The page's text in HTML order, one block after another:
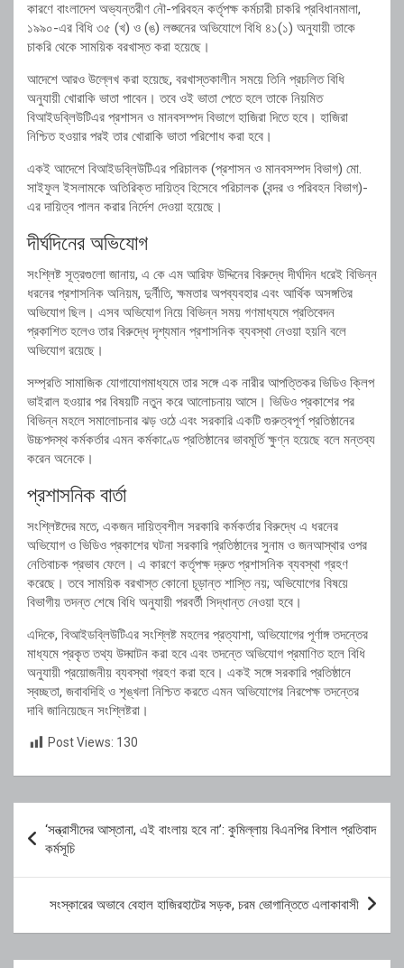
কারণে বাংলাদেশ অভ্যন্তরীণ নৌ-পরিবহন কর্তৃপক্ষ কর্মচারী চাকরি প্রবিধানমালা,
১৯৯০-এর বিধি ৩৫ (খ) ও (ঙ) লঙ্ঘনের অভিযোগে বিধি ৪১(১) অনুযায়ী তাকে
চাকরি থেকে সাময়িক বরখাস্ত করা হয়েছে।
আদেশে আরও উল্লেখ করা হয়েছে, বরখাস্তকালীন সময়ে তিনি প্রচলিত বিধি
অনুযায়ী খোরাকি ভাতা পাবেন। তবে ওই ভাতা পেতে হলে তাকে নিয়মিত
বিআইডব্লিউটিএর প্রশাসন ও মানবসম্পদ বিভাগে হাজিরা দিতে হবে। হাজিরা
নিশ্চিত হওয়ার পরই তার খোরাকি ভাতা পরিশোধ করা হবে।
একই আদেশে বিআইডব্লিউটিএর পরিচালক (প্রশাসন ও মানবসম্পদ বিভাগ) মো.
সাইফুল ইসলামকে অতিরিক্ত দায়িত্ব হিসেবে পরিচালক (বন্দর ও পরিবহন বিভাগ)-
এর দায়িত্ব পালন করার নির্দেশ দেওয়া হয়েছে।
দীর্ঘদিনের অভিযোগ
সংশ্লিষ্ট সূত্রগুলো জানায়, এ কে এম আরিফ উদ্দিনের বিরুদ্ধে দীর্ঘদিন ধরেই বিভিন্ন
ধরনের প্রশাসনিক অনিয়ম, দুর্নীতি, ক্ষমতার অপব্যবহার এবং আর্থিক অসঙ্গতির
অভিযোগ ছিল। এসব অভিযোগ নিয়ে বিভিন্ন সময় গণমাধ্যমে প্রতিবেদন
প্রকাশিত হলেও তার বিরুদ্ধে দৃশ্যমান প্রশাসনিক ব্যবস্থা নেওয়া হয়নি বলে
অভিযোগ রয়েছে।
সম্প্রতি সামাজিক যোগাযোগমাধ্যমে তার সঙ্গে এক নারীর আপত্তিকর ভিডিও ক্লিপ
ভাইরাল হওয়ার পর বিষয়টি নতুন করে আলোচনায় আসে। ভিডিও প্রকাশের পর
বিভিন্ন মহলে সমালোচনার ঝড় ওঠে এবং সরকারি একটি গুরুত্বপূর্ণ প্রতিষ্ঠানের
উচ্চপদস্থ কর্মকর্তার এমন কর্মকাণ্ডে প্রতিষ্ঠানের ভাবমূর্তি ক্ষুণ্ন হয়েছে বলে মন্তব্য
করেন অনেকে।
প্রশাসনিক বার্তা
সংশ্লিষ্টদের মতে, একজন দায়িত্বশীল সরকারি কর্মকর্তার বিরুদ্ধে এ ধরনের
অভিযোগ ও ভিডিও প্রকাশের ঘটনা সরকারি প্রতিষ্ঠানের সুনাম ও জনআস্থার ওপর
নেতিবাচক প্রভাব ফেলে। এ কারণে কর্তৃপক্ষ দ্রুত প্রশাসনিক ব্যবস্থা গ্রহণ
করেছে। তবে সাময়িক বরখাস্ত কোনো চূড়ান্ত শাস্তি নয়; অভিযোগের বিষয়ে
বিভাগীয় তদন্ত শেষে বিধি অনুযায়ী পরবর্তী সিদ্ধান্ত নেওয়া হবে।
এদিকে, বিআইডব্লিউটিএর সংশ্লিষ্ট মহলের প্রত্যাশা, অভিযোগের পূর্ণাঙ্গ তদন্তের
মাধ্যমে প্রকৃত তথ্য উদ্ঘাটন করা হবে এবং তদন্তে অভিযোগ প্রমাণিত হলে বিধি
অনুযায়ী প্রয়োজনীয় ব্যবস্থা গ্রহণ করা হবে। একই সঙ্গে সরকারি প্রতিষ্ঠানে
স্বচ্ছতা, জবাবদিহি ও শৃঙ্খলা নিশ্চিত করতে এমন অভিযোগের নিরপেক্ষ তদন্তের
দাবি জানিয়েছেন সংশ্লিষ্টরা।
Post Views: 130
navigation
​‘সন্ত্রাসীদের আস্তানা, এই বাংলায় হবে না’: কুমিল্লায় বিএনপির বিশাল প্রতিবাদ
কর্মসূচি
সংস্কারের অভাবে বেহাল হাজিরহাটের সড়ক, চরম ভোগান্তিতে এলাকাবাসী